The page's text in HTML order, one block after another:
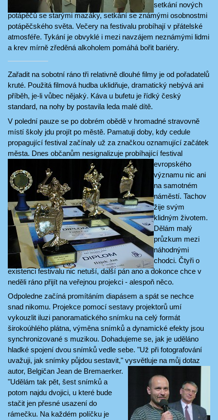
setkání nových
potápěčů se starými mazáky, setkání se známými osobnostmi
potápěčského světa. Večery na festivalu probíhají v přátelské
atmosféře. Tykání je obvyklé i mezi navzájem neznámými lidmi
a krev mírně zředěná alkoholem pomáhá bořit bariéry.
Zařadit na sobotní ráno tři relativně dlouhé filmy je od pořadatelů
kruté. Použitá filmová hudba uklidňuje, dramatický nebývá ani
příběh, je-li vůbec nějaký. Káva u bufetu je řídký český
standard, na nohy by postavila leda malé dítě.
V polední pauze se po dobrém obědě v hromadné stravovně
místí školy jdu projít po městě. Pamatuji doby, kdy cedule
propagující festival začínaly už za značkou oznamující začátek
města. Dnes občanům nesignalizuje probíhající festival
evropského
významu nic ani
na samotném
náměstí. Tachov
žije svým
klidným životem.
Dělám malý
průzkum mezi
náhodnými
chodci. Čtyři o
existenci festivalu nic netuší, další pán ano a dokonce chce v
neděli ráno přijít na veřejnou projekci - alespoň něco.
Odpoledne začíná promítáním diapásem a spát se nechce
snad nikomu. Projekce pomocí sestavy projektorů umí
vykouzlit iluzi panoramatického snímku na celý formát
širokoúhlého plátna, výměna snímků a dynamické efekty jsou
synchronizované s muzikou. Dohadujeme se, jak je uděláno
hladké spojení dvou snímků vedle sebe. "Už při fotografování
uvažuji, jak snímky půjdou sestavit," vysvětluje na můj dotaz
autor, Belgičan Jean de Bremaerker.
"Udělám tak pět, šest snímků a
potom najdu dvojici, u které bude
stačit jen přesné usazení do
rámečku. Na každém políčku je